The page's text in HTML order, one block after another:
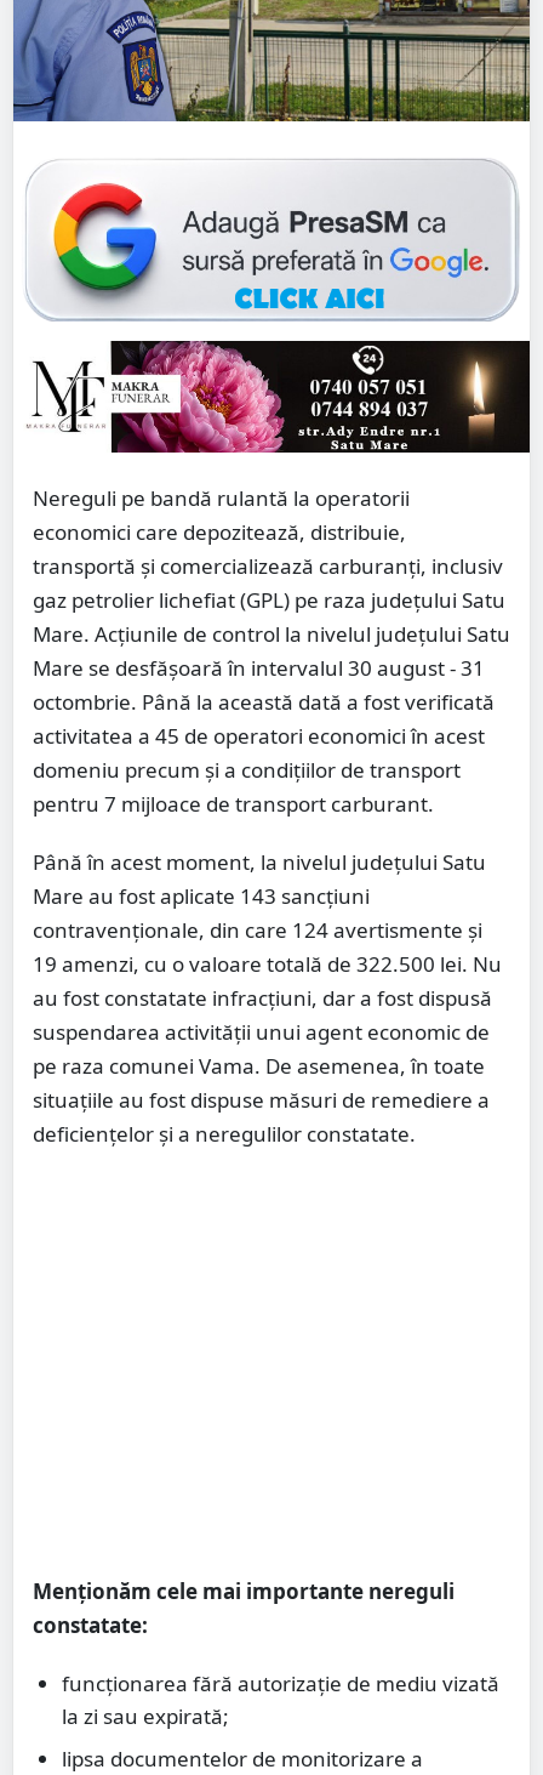
Nereguli pe bandă rulantă la operatorii
economici care depozitează, distribuie,
transportă și comercializează carburanți, inclusiv
gaz petrolier lichefiat (GPL) pe raza județului Satu
Mare. Acțiunile de control la nivelul județului Satu
Mare se desfășoară în intervalul 30 august - 31
octombrie. Până la această dată a fost verificată
activitatea a 45 de operatori economici în acest
domeniu precum și a condițiilor de transport
pentru 7 mijloace de transport carburant.
Până în acest moment, la nivelul județului Satu
Mare au fost aplicate 143 sancțiuni
contravenționale, din care 124 avertismente și
19 amenzi, cu o valoare totală de 322.500 lei. Nu
au fost constatate infracțiuni, dar a fost dispusă
suspendarea activității unui agent economic de
pe raza comunei Vama. De asemenea, în toate
situațiile au fost dispuse măsuri de remediere a
deficiențelor și a neregulilor constatate.
Menționăm cele mai importante nereguli
constatate:
funcționarea fără autorizație de mediu vizată
la zi sau expirată;
lipsa documentelor de monitorizare a